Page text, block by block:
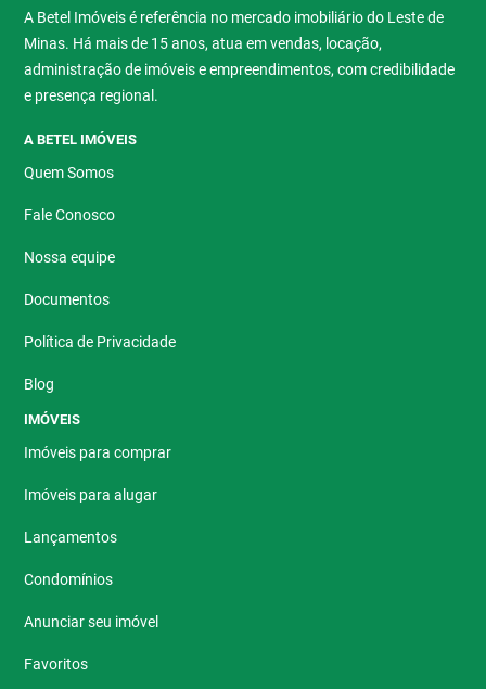
A Betel Imóveis é referência no mercado imobiliário do Leste de
Minas. Há mais de 15 anos, atua em vendas, locação,
administração de imóveis e empreendimentos, com credibilidade
e presença regional.
A BETEL IMÓVEIS
Quem Somos
Fale Conosco
Nossa equipe
Documentos
Política de Privacidade
Blog
IMÓVEIS
Imóveis para comprar
Imóveis para alugar
Lançamentos
Condomínios
Anunciar seu imóvel
Favoritos